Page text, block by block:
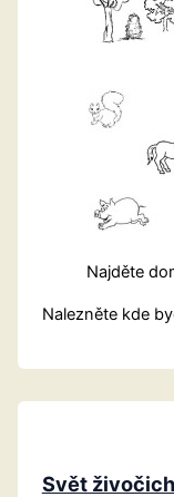
Najděte
Nalezněte kde
Svět